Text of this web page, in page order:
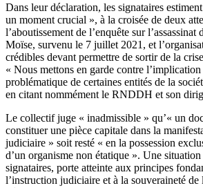
Dans leur déclaration, les signataires
un moment crucial », à la croisée de deux
l’aboutissement de l’enquête sur l’assassinat
Moïse, survenu le 7 juillet 2021, et
crédibles devant permettre de sortir de la
« Nous mettons en garde contre
problématique de certaines entités de la
en citant nommément le RNDDH et son
Le collectif juge « inadmissible » qu’« un
constituer une pièce capitale dans la
judiciaire » soit resté « en la possession
d’un organisme non étatique ». Une
signataires, porte atteinte aux principes
l’instruction judiciaire et à la souveraineté de